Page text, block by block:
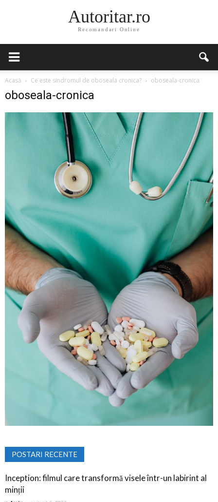
Autoritar.ro
Recomandari Online
Acasă Ce este sindromul de oboseala cronica? oboseala-cronica
oboseala-cronica
POSTARI RECENTE
Inception: filmul care transformă visele într-un labirint al
minții